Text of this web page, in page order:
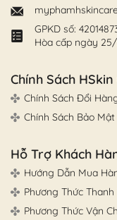
GPKD số:
Hòa cấp ngày
Chính Sách
Chính Sách Đổi
Chính Sách Bảo Mật
Hỗ Trợ Khách
Hướng Dẫn Mua
Phương Thức Thanh
Phương Thức Vận